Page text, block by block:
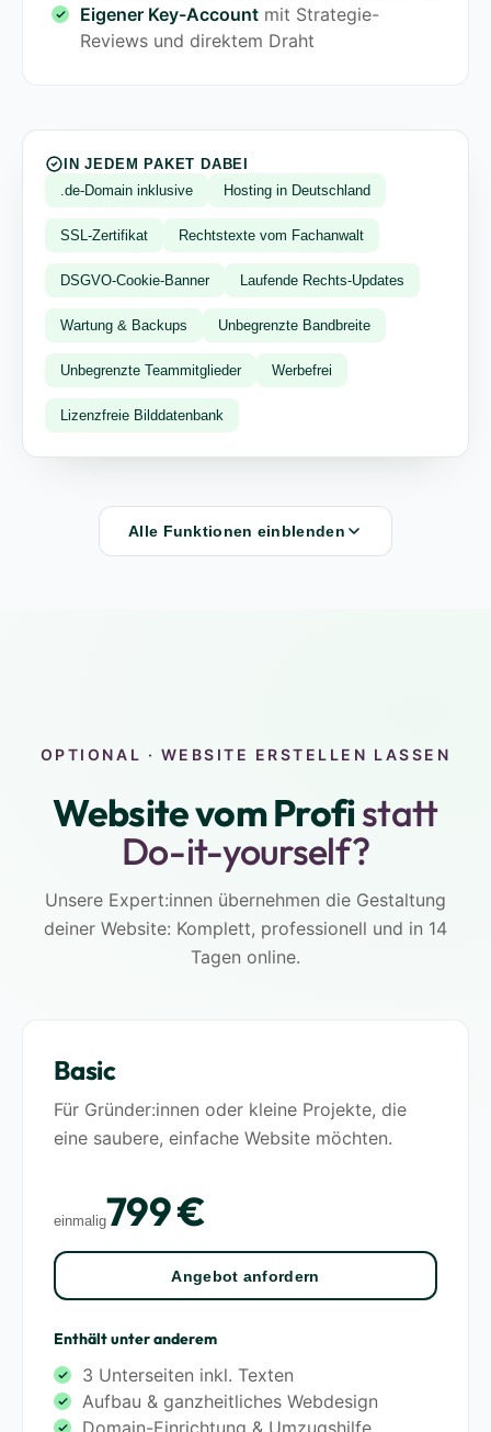
Eigener Key-Account mit Strategie-
Reviews und direktem Draht
IN JEDEM PAKET DABEI
.de-Domain inklusive
Hosting in Deutschland
SSL-Zertifikat Rechtstexte vom Fachanwalt
DSGVO-Cookie-Banner Laufende Rechts-Updates
Wartung & Backups Unbegrenzte Bandbreite
Unbegrenzte Teammitglieder Werbefrei
Lizenzfreie Bilddatenbank
Alle Funktionen einblenden
OPTIONAL · WEBSITE ERSTELLEN LASSEN
Website vom Profistatt
Do-it-yourself?
Unsere Expert:innen übernehmen die Gestaltung
deiner Website: Komplett, professionell und in 14
Tagen online.
Basic
Für Gründer:innen oder kleine Projekte, die
eine saubere, einfache Website möchten.
einmalig799 €
Angebot anfordern
Enthält unter anderem
3 Unterseiten inkl. Texten
Aufbau & ganzheitliches Webdesign
Domain-Einrichtung & Umzugshilfe